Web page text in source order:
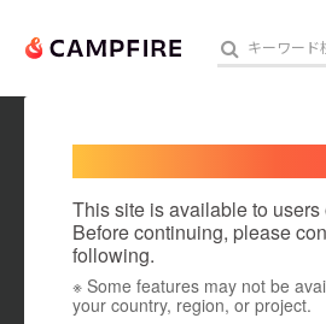
人気のプ
アート
This site is available to
Before continuing, please
following.
※ Some features may not be
your country, region, or project.